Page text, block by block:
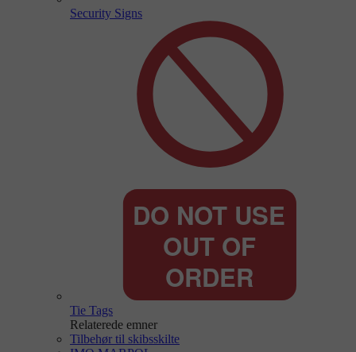
Security Signs
Tie Tags
Relaterede emner
Tilbehør til skibsskilte